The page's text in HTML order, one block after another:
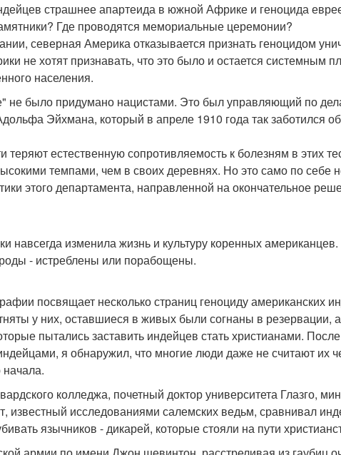
страшнее апартеида в южной Африке и геноцида
Где проводятся мемориальные церемонии?
северная Америка отказывается признать геноцидом
не хотят признавать, что это было и остается системным
населения.
не было придумано нацистами. Это был управляющий по
Эйхмана, который в апреле 1910 года так заботился
теряют естественную сопротивляемость к болезням в этих
темпами, чем в своих деревнях. Но это само по себе
этого департамента, направленной на окончательное
навсегда изменила жизнь и культуру коренных
- истреблены или порабощены.
посвящает несколько страниц геноциду американских
у них, оставшиеся в живых были согнаны в резервации,
пытались заставить индейцев стать христианами. После
я обнаружил, что многие люди даже не считают их
колледжа, почетный доктор университета Глазго,
известный исследованиями салемских ведьм, сравнивал
язычников - дикарей, которые стояли на пути